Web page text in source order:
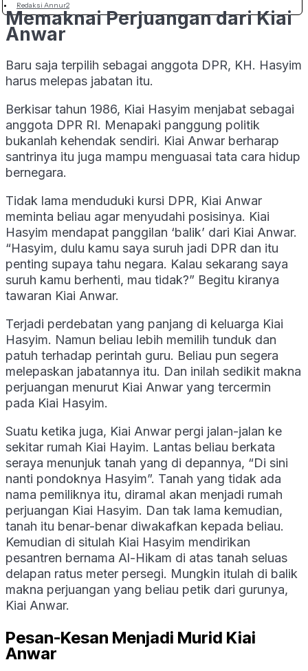
Redaksi Annur2
Memaknai Perjuangan dari Kiai
Anwar
Baru saja terpilih sebagai anggota DPR, KH. Hasyim
harus melepas jabatan itu.
Berkisar tahun 1986, Kiai Hasyim menjabat sebagai
anggota DPR RI. Menapaki panggung politik
bukanlah kehendak sendiri. Kiai Anwar berharap
santrinya itu juga mampu menguasai tata cara hidup
bernegara.
Tidak lama menduduki kursi DPR, Kiai Anwar
meminta beliau agar menyudahi posisinya. Kiai
Hasyim mendapat panggilan ‘balik’ dari Kiai Anwar.
“Hasyim, dulu kamu saya suruh jadi DPR dan itu
penting supaya tahu negara. Kalau sekarang saya
suruh kamu berhenti, mau tidak?” Begitu kiranya
tawaran Kiai Anwar.
Terjadi perdebatan yang panjang di keluarga Kiai
Hasyim. Namun beliau lebih memilih tunduk dan
patuh terhadap perintah guru. Beliau pun segera
melepaskan jabatannya itu. Dan inilah sedikit makna
perjuangan menurut Kiai Anwar yang tercermin
pada Kiai Hasyim.
Suatu ketika juga, Kiai Anwar pergi jalan-jalan ke
sekitar rumah Kiai Hayim. Lantas beliau berkata
seraya menunjuk tanah yang di depannya, “Di sini
nanti pondoknya Hasyim”. Tanah yang tidak ada
nama pemiliknya itu, diramal akan menjadi rumah
perjuangan Kiai Hasyim. Dan tak lama kemudian,
tanah itu benar-benar diwakafkan kepada beliau.
Kemudian di situlah Kiai Hasyim mendirikan
pesantren bernama Al-Hikam di atas tanah seluas
delapan ratus meter persegi. Mungkin itulah di balik
makna perjuangan yang beliau petik dari gurunya,
Kiai Anwar.
Pesan-Kesan Menjadi Murid Kiai
Anwar